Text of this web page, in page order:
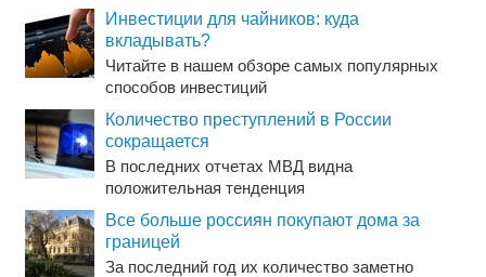
Инвестиции для чайников: куда
вкладывать?
Читайте в нашем обзоре самых популярных
способов инвестиций
Количество преступлений в России
сокращается
В последних отчетах МВД видна
положительная тенденция
Все больше россиян покупают дома за
границей
За последний год их количество заметно